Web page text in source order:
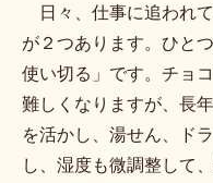
日々、仕事に追われ
が２つあります。ひと
使い切る」です。チョ
難しくなりますが、長
を活かし、湯せん、ド
し、湿度も微調整して